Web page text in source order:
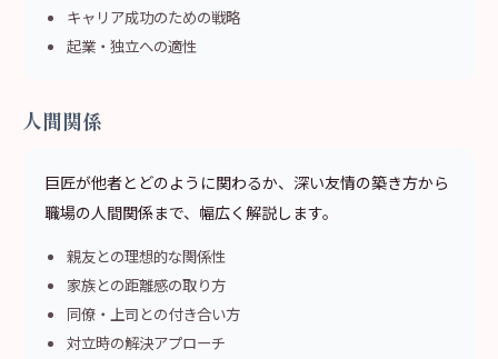
キャリア成功のための戦略
起業・独立への適性
人間関係
巨匠が他者とどのように関わるか、深い友情の築き方から
職場の人間関係まで、幅広く解説します。
親友との理想的な関係性
家族との距離感の取り方
同僚・上司との付き合い方
対立時の解決アプローチ